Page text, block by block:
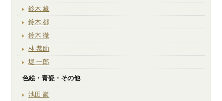
鈴木 藏
鈴木 都
鈴木 徹
林 恭助
堀 一郎
色絵・青瓷・その他
池田 巖